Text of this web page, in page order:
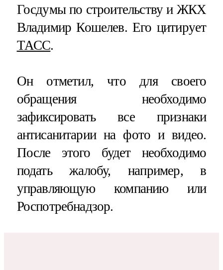
Госдумы по строительству и ЖКХ
Владимир Кошелев. Его цитирует
ТАСС.
Он отметил, что для своего
обращения необходимо
зафиксировать все признаки
антисанитарии на фото и видео.
После этого будет необходимо
подать жалобу, например, в
управляющую компанию или
Роспотребнадзор.